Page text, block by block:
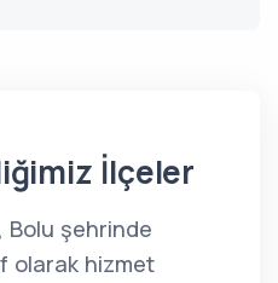
İlçeler
Bolu şehrinde
olarak hizmet